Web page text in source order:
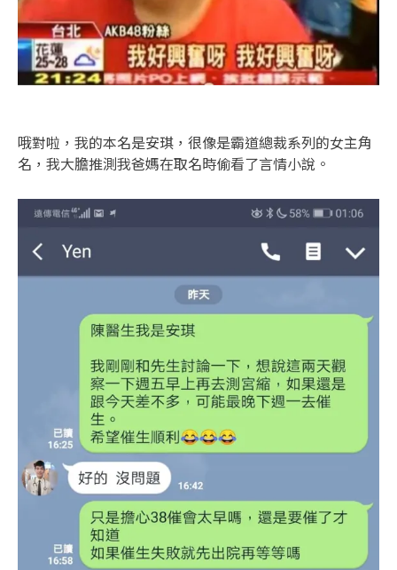
哦對啦，我的本名是安琪，很像是霸道總裁系列的女主角
名，我大膽推測我爸媽在取名時偷看了言情小說。